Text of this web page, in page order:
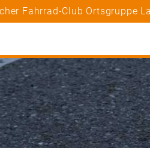
Fahrrad-Club Ortsgruppe